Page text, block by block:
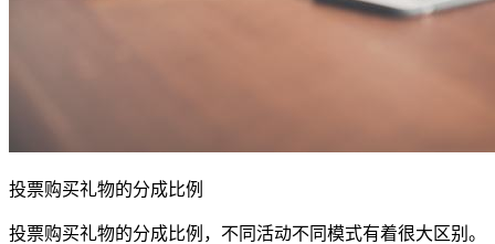
投票购买礼物的分成比例
投票购买礼物的分成比例，不同活动不同模式有着很大区别。